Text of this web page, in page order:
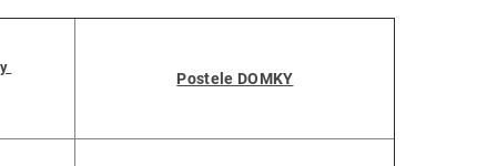
Postele DOMKY